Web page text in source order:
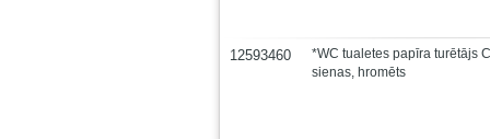
12593460
*WC tualetes papīra turētājs
sienas, hromēts